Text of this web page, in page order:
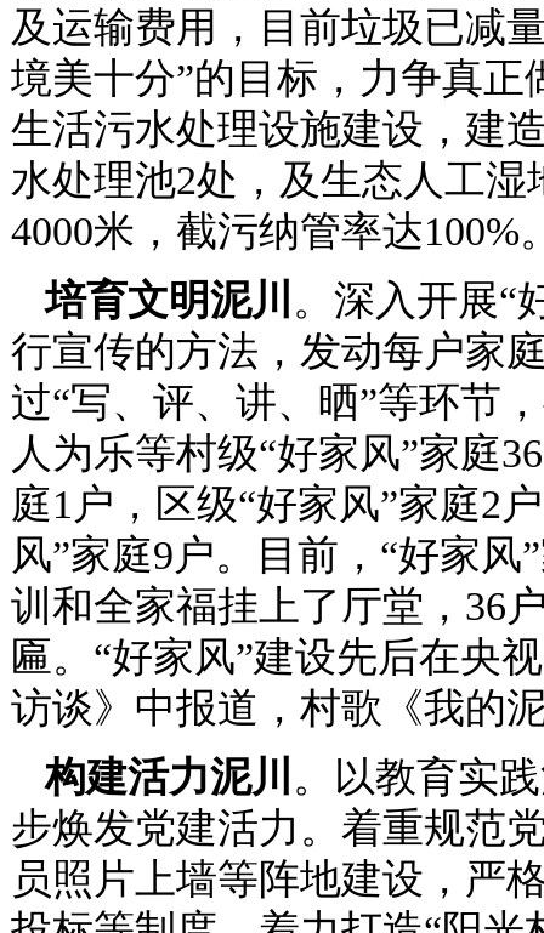
及运输费用，目前垃圾已减
境美十分”的目标，力争真正
生活污水处理设施建设，建
水处理池2处，及生态人工
4000米，截污纳管率达100%
培育文明泥川 。深入开展“
行宣传的方法，发动每户家
过“写、评、讲、晒”等环节
人为乐等村级“好家风”家庭
庭1户，区级“好家风”家庭2
风”家庭9户。目前，“好家
训和全家福挂上了厅堂，36
匾。“好家风”建设先后在央
访谈》中报道，村歌《我的
构建活力泥川 。以教育实
步焕发党建活力。着重规范
员照片上墙等阵地建设，严